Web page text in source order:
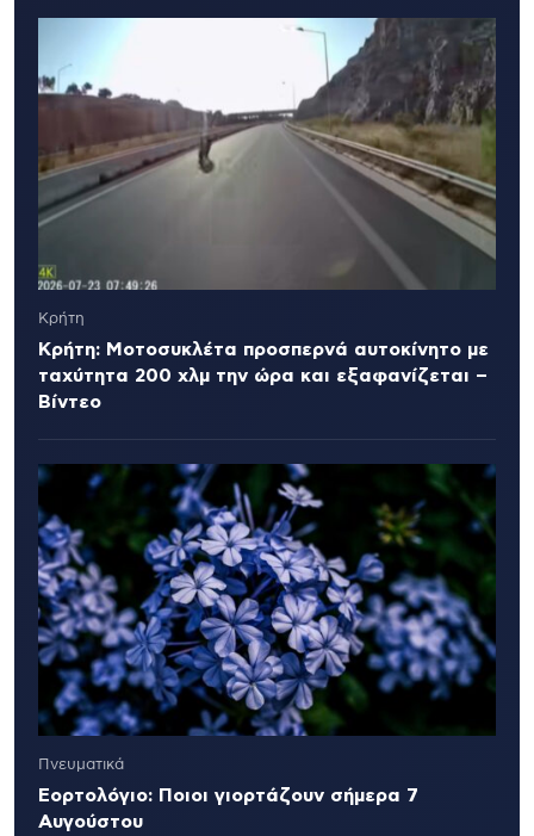
Κρήτη
Κρήτη: Μοτοσυκλέτα προσπερνά αυτοκίνητο με
ταχύτητα 200 χλμ την ώρα και εξαφανίζεται –
Βίντεο
Πνευματικά
Εορτολόγιο: Ποιοι γιορτάζουν σήμερα 7
Αυγούστου